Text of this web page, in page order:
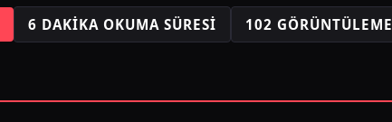
6 DAKIKA OKUMA SÜRESI 102 GÖRÜNTÜLEME